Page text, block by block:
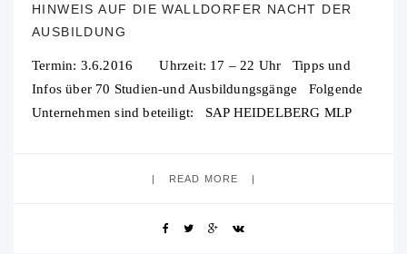
HINWEIS AUF DIE WALLDORFER NACHT DER
AUSBILDUNG
Termin: 3.6.2016 Uhrzeit: 17 – 22 Uhr Tipps und
Infos über 70 Studien-und Ausbildungsgänge Folgende
Unternehmen sind beteiligt: SAP HEIDELBERG MLP
READ MORE